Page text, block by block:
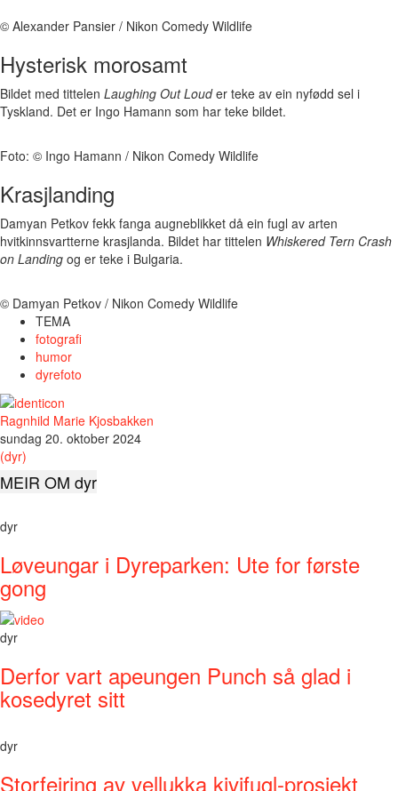
© Alexander Pansier / Nikon Comedy Wildlife
Hysterisk morosamt
Bildet med tittelen Laughing Out Louder teke av ein nyfødd sel i
Tyskland. Det er Ingo Hamann som har teke bildet.
Foto: © Ingo Hamann / Nikon Comedy Wildlife
Krasjlanding
Damyan Petkov fekk fanga augneblikket då ein fugl av arten
hvitkinnsvartterne krasjlanda. Bildet har tittelen Whiskered Tern Crash
on Landing og er teke i Bulgaria.
© Damyan Petkov / Nikon Comedy Wildlife
TEMA
fotografi
humor
dyrefoto
Ragnhild Marie Kjosbakken
sundag 20. oktober 2024
(dyr)
MEIR OM dyr
dyr
Løveungar i Dyreparken: Ute for første
gong
dyr
Derfor vart apeungen Punch så glad i
kosedyret sitt
dyr
Storfeiring av vellukka kivifugl-prosjekt